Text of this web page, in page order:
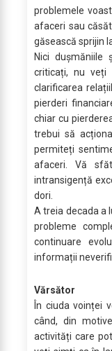
problemele
afaceri sau
găsească sprijin
Nici
criticați, nu veți
clarificarea
pierderi
chiar cu
trebui să
permiteți
afaceri. Vă
intransigență
dori.
A treia decada a
probleme
continuare
informații
Vărsător
În ciuda voinței
când, din
activități care